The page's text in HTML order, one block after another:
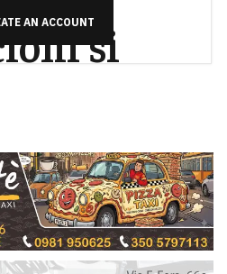
AN ACCOUNTsi